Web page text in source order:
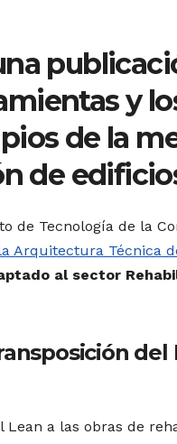
y
de la
de
de Tecnología de la
Arquitectura Técnica
al sector
del
a las obras de